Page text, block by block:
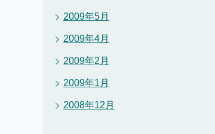
2009年5月
2009年4月
2009年2月
2009年1月
2008年12月